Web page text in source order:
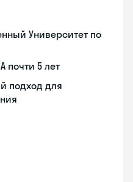
Университет по
почти 5 лет
подход для